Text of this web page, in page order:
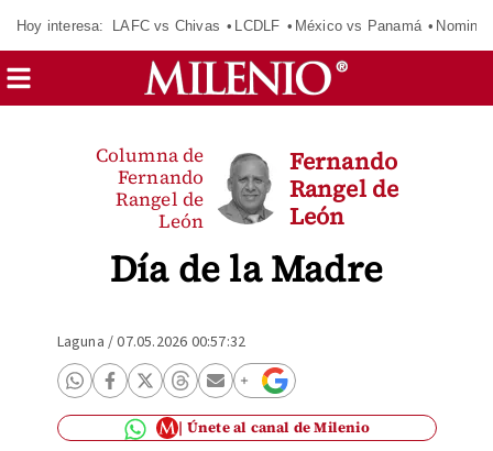
Hoy interesa: LAFC vs Chivas LCDLF México vs Panamá
Día de la Madre
Columna de
Fernando
Rangel de
León
Fernando
Rangel de
León
Laguna /07.05.2026 00:57:32
Únete al canal de Milenio